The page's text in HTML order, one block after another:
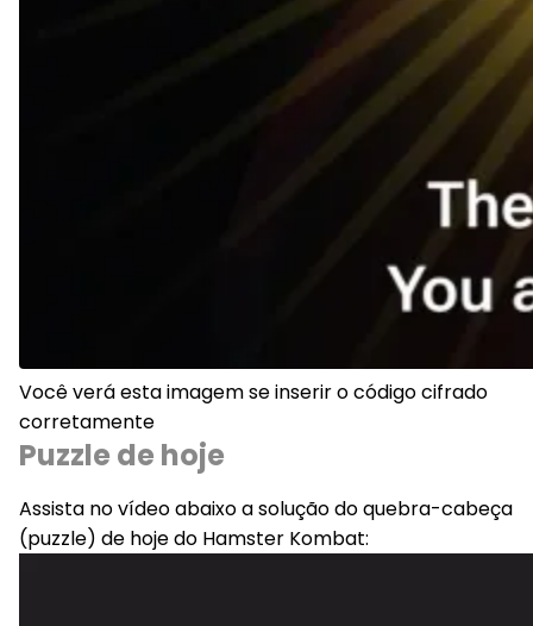
Você verá esta imagem se inserir o código cifrado
corretamente
Puzzle de hoje
Assista no vídeo abaixo a solução do quebra-cabeça
(puzzle) de hoje do Hamster Kombat: